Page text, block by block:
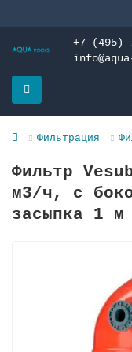
+7 (495)
Фильтрация
Фильтр
м3/ч, с
засыпка 1 м